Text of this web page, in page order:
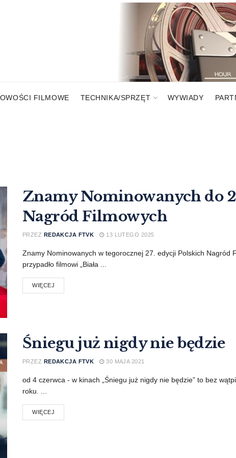
FILMOWE TECHNIKA/SPRZĘT WYWIADY
Znamy Nominowanych do
Nagród Filmowych
PRZEZ REDAKCJA FTVK 13 LUTEGO 2025
Znamy Nominowanych w tegorocznej 27. edycji Polskich Nagród
przypadło filmowi „Biała ...
WIĘCEJ
Śniegu już nigdy nie będzie
PRZEZ REDAKCJA FTVK 30 MAJA 2021
od 4 czerwca - w kinach „Śniegu już nigdy nie będzie” to bez
roku. ...
WIĘCEJ